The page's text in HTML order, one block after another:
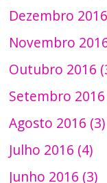
Dezembro
Novembro
Outubro 2016
Setembro 2016
Agosto 2016 (3)
Julho 2016 (4)
Junho 2016 (3)